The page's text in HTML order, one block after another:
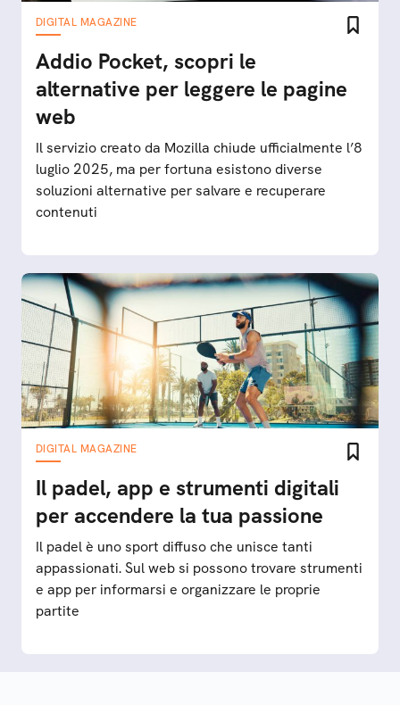
DIGITAL MAGAZINE
Addio Pocket, scopri le
alternative per leggere le pagine
web
Il servizio creato da Mozilla chiude ufficialmente l’8
luglio 2025, ma per fortuna esistono diverse
soluzioni alternative per salvare e recuperare
contenuti
DIGITAL MAGAZINE
Il padel, app e strumenti digitali
per accendere la tua passione
Il padel è uno sport diffuso che unisce tanti
appassionati. Sul web si possono trovare strumenti
e app per informarsi e organizzare le proprie
partite